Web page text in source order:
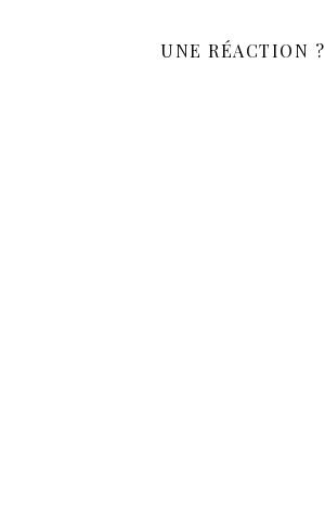
UNE RÉACTION ?